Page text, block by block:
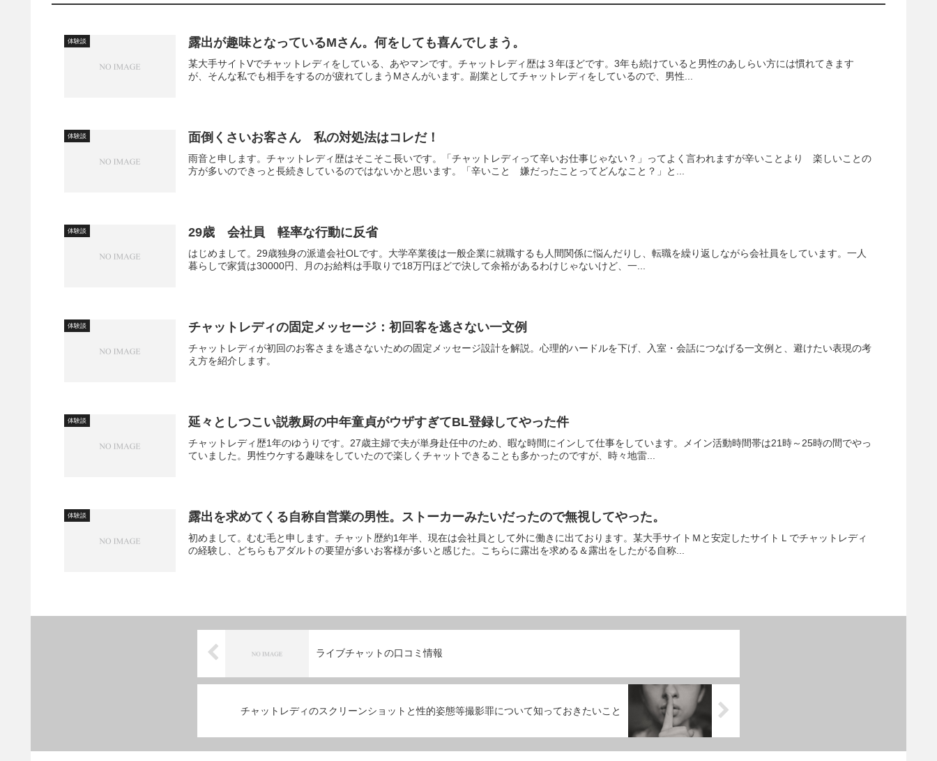
体験談 露出が趣味となっているMさん。何をしても喜んでしまう。
某大手サイトVでチャットレディをしている、あやマンです。チャットレディ歴は３年ほどです。3年も続けていると男性のあしらい方には慣れてきます
が、そんな私でも相手をするのが疲れてしまうMさんがいます。副業としてチャットレディをしているので、男性...
体験談 面倒くさいお客さん 私の対処法はコレだ！
雨音と申します。チャットレディ歴はそこそこ長いです。「チャットレディって辛いお仕事じゃない？」ってよく言われますが辛いことより 楽しいことの
方が多いのできっと長続きしているのではないかと思います。「辛いこと 嫌だったことってどんなこと？」と...
体験談 29歳 会社員 軽率な行動に反省
はじめまして。29歳独身の派遣会社OLです。大学卒業後は一般企業に就職するも人間関係に悩んだりし、転職を繰り返しながら会社員をしています。一人
暮らしで家賃は30000円、月のお給料は手取りで18万円ほどで決して余裕があるわけじゃないけど、一...
体験談 チャットレディの固定メッセージ：初回客を逃さない一文例
チャットレディが初回のお客さまを逃さないための固定メッセージ設計を解説。心理的ハードルを下げ、入室・会話につなげる一文例と、避けたい表現の考
え方を紹介します。
体験談 延々としつこい説教厨の中年童貞がウザすぎてBL登録してやった件
チャットレディ歴1年のゆうりです。27歳主婦で夫が単身赴任中のため、暇な時間にインして仕事をしています。メイン活動時間帯は21時～25時の間でやっ
ていました。男性ウケする趣味をしていたので楽しくチャットできることも多かったのですが、時々地雷...
体験談 露出を求めてくる自称自営業の男性。ストーカーみたいだったので無視してやった。
初めまして。むむ毛と申します。チャット歴約1年半、現在は会社員として外に働きに出ております。某大手サイトＭと安定したサイトＬでチャットレディ
の経験し、どちらもアダルトの要望が多いお客様が多いと感じた。こちらに露出を求める＆露出をしたがる自称...
ライブチャットの口コミ情報
チャットレディのスクリーンショットと性的姿態等撮影罪について知っておきたいこと